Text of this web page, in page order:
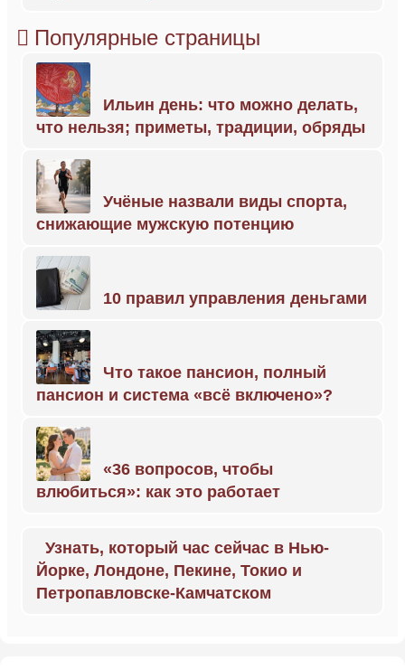
Популярные страницы
Ильин день: что можно делать,
что нельзя; приметы, традиции, обряды
Учёные назвали виды спорта,
снижающие мужскую потенцию
10 правил управления деньгами
Что такое пансион, полный
пансион и система «всё включено»?
«36 вопросов, чтобы
влюбиться»: как это работает
Узнать, который час сейчас в Нью-
Йорке, Лондоне, Пекине, Токио и
Петропавловске-Камчатском